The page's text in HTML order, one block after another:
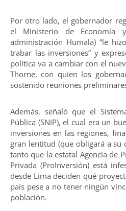
Por otro lado, el gobernador
el Ministerio de Economía
administración Humala) “le
trabar las inversiones” y
política va a cambiar con el
Thorne, con quien los
sostenido reuniones
Además, señaló que el
Pública (SNIP), el cual era un
inversiones en las regiones,
gran lentitud (que obligará a su
tanto que la estatal Agencia de
Privada (ProInversión) está
desde Lima deciden qué
país pese a no tener ningún
población.